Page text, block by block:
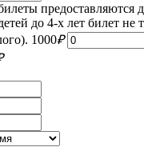
предоставляются
до 4-х лет билет не
1000₽